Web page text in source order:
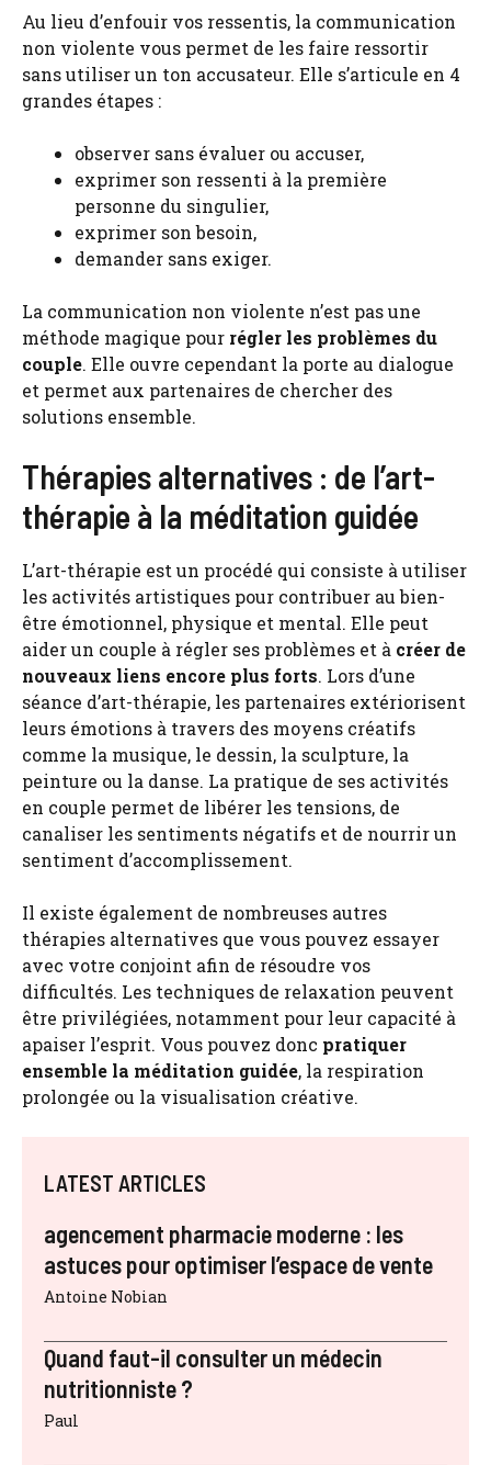
Au lieu d’enfouir vos ressentis, la communication
non violente vous permet de les faire ressortir
sans utiliser un ton accusateur. Elle s’articule en 4
grandes étapes :
observer sans évaluer ou accuser,
exprimer son ressenti à la première
personne du singulier,
exprimer son besoin,
demander sans exiger.
La communication non violente n’est pas une
méthode magique pour régler les problèmes du
couple. Elle ouvre cependant la porte au dialogue
et permet aux partenaires de chercher des
solutions ensemble.
Thérapies alternatives : de l’art-
thérapie à la méditation guidée
L’art-thérapie est un procédé qui consiste à utiliser
les activités artistiques pour contribuer au bien-
être émotionnel, physique et mental. Elle peut
aider un couple à régler ses problèmes et à créer de
nouveaux liens encore plus forts. Lors d’une
séance d’art-thérapie, les partenaires extériorisent
leurs émotions à travers des moyens créatifs
comme la musique, le dessin, la sculpture, la
peinture ou la danse. La pratique de ses activités
en couple permet de libérer les tensions, de
canaliser les sentiments négatifs et de nourrir un
sentiment d’accomplissement.
Il existe également de nombreuses autres
thérapies alternatives que vous pouvez essayer
avec votre conjoint afin de résoudre vos
difficultés. Les techniques de relaxation peuvent
être privilégiées, notamment pour leur capacité à
apaiser l’esprit. Vous pouvez donc pratiquer
ensemble la méditation guidée, la respiration
prolongée ou la visualisation créative.
LATEST ARTICLES
agencement pharmacie moderne : les
astuces pour optimiser l’espace de vente
Antoine Nobian
Quand faut-il consulter un médecin
nutritionniste ?
Paul